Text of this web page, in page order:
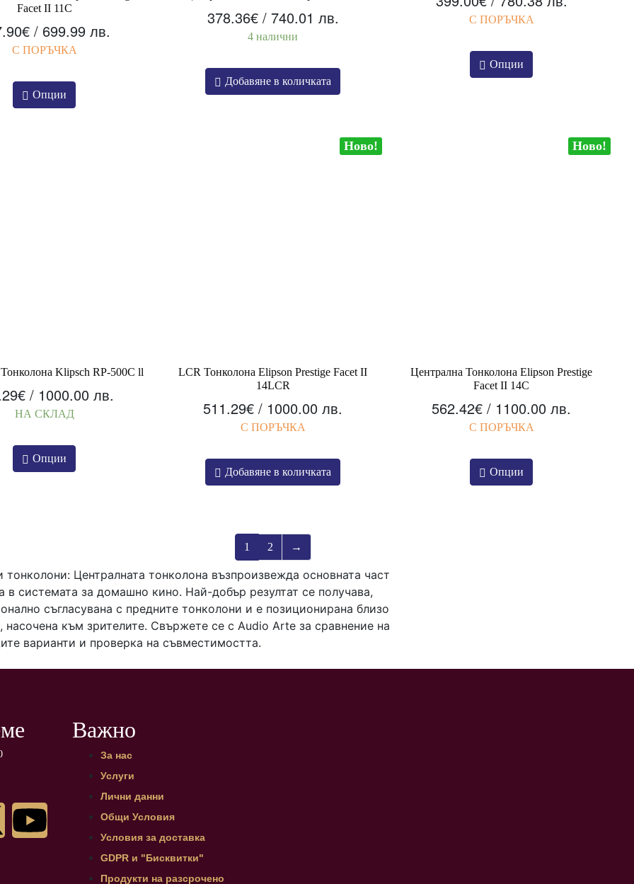
Facet II 11C
€/ 699.99 лв.
С ПОРЪЧКА
Опции
378.36€/ 740.01 лв.
4 налични
Добавяне в количката
С ПОРЪЧКА
Опции
Klipsch RP-500C ll
€ / 1000.00 лв.
НА СКЛАД
Опции
Ново!
LCR Тонколона Elipson Prestige Facet II
14LCR
511.29€ / 1000.00 лв.
С ПОРЪЧКА
Добавяне в количката
Ново!
Централна Тонколона Elipson Prestige
Facet II 14C
562.42€ / 1100.00 лв.
С ПОРЪЧКА
Опции
1 2 →
тонколони: Централната тонколона възпроизвежда основната част
в системата за домашно кино. Най-добър резултат се получава,
съгласувана с предните тонколони и е позиционирана близо
насочена към зрителите. Свържете се с Audio Arte за сравнение на
варианти и проверка на съвместимостта.
Важно
За нас
Услуги
Лични данни
Общи Условия
Условия за доставка
GDPR и "Бисквитки"
Продукти на разсрочено